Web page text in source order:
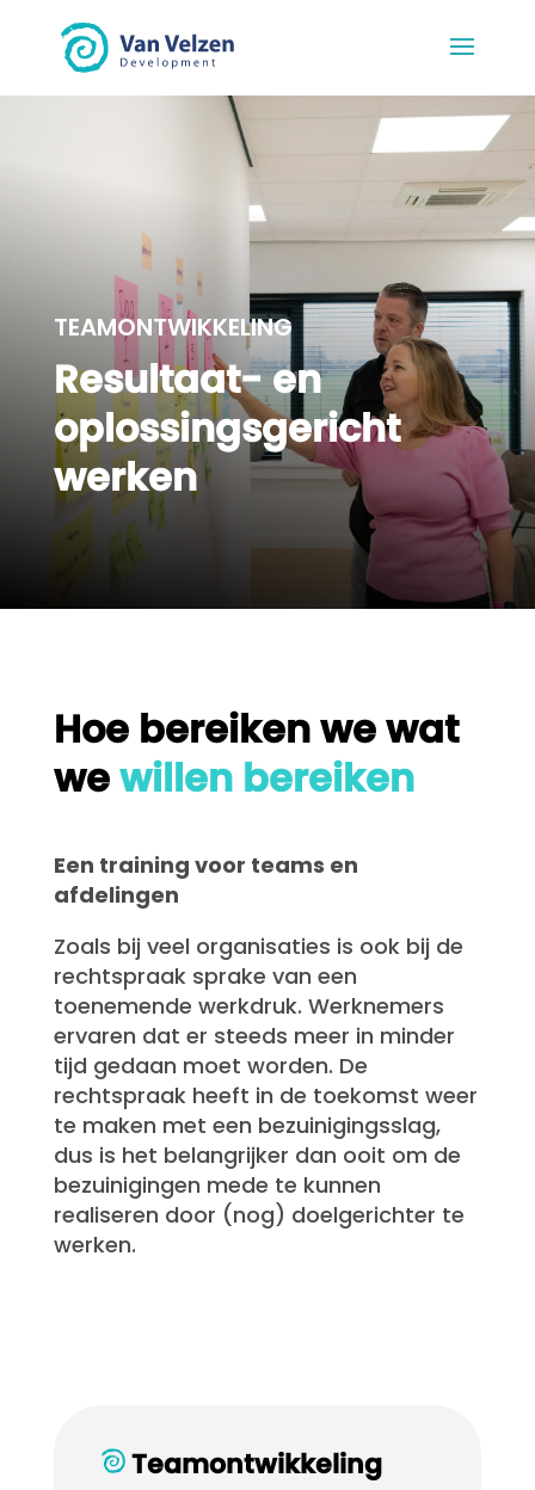
TEAMONTWIKKELING
Resultaat- en
oplossingsgericht
werken
Hoe bereiken we wat
wewillen bereiken
Een training voor teams en
afdelingen
Zoals bij veel organisaties is ook bij de
rechtspraak sprake van een
toenemende werkdruk. Werknemers
ervaren dat er steeds meer in minder
tijd gedaan moet worden. De
rechtspraak heeft in de toekomst weer
te maken met een bezuinigingsslag,
dus is het belangrijker dan ooit om de
bezuinigingen mede te kunnen
realiseren door (nog) doelgerichter te
werken.
Teamontwikkeling